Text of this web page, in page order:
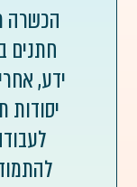
הכשרה
חתנים
ידע,
יסודות